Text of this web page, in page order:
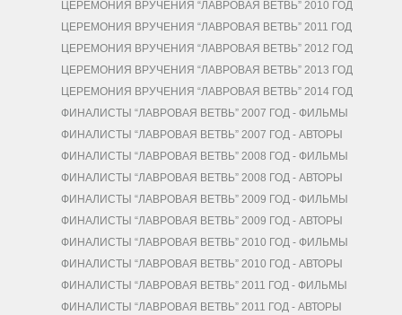
ЦЕРЕМОНИЯ ВРУЧЕНИЯ “ЛАВРОВАЯ ВЕТВЬ” 2010 ГОД
ЦЕРЕМОНИЯ ВРУЧЕНИЯ “ЛАВРОВАЯ ВЕТВЬ” 2011 ГОД
ЦЕРЕМОНИЯ ВРУЧЕНИЯ “ЛАВРОВАЯ ВЕТВЬ” 2012 ГОД
ЦЕРЕМОНИЯ ВРУЧЕНИЯ “ЛАВРОВАЯ ВЕТВЬ” 2013 ГОД
ЦЕРЕМОНИЯ ВРУЧЕНИЯ “ЛАВРОВАЯ ВЕТВЬ” 2014 ГОД
ФИНАЛИСТЫ “ЛАВРОВАЯ ВЕТВЬ” 2007 ГОД - ФИЛЬМЫ
ФИНАЛИСТЫ “ЛАВРОВАЯ ВЕТВЬ” 2007 ГОД - АВТОРЫ
ФИНАЛИСТЫ “ЛАВРОВАЯ ВЕТВЬ” 2008 ГОД - ФИЛЬМЫ
ФИНАЛИСТЫ “ЛАВРОВАЯ ВЕТВЬ” 2008 ГОД - АВТОРЫ
ФИНАЛИСТЫ “ЛАВРОВАЯ ВЕТВЬ” 2009 ГОД - ФИЛЬМЫ
ФИНАЛИСТЫ “ЛАВРОВАЯ ВЕТВЬ” 2009 ГОД - АВТОРЫ
ФИНАЛИСТЫ “ЛАВРОВАЯ ВЕТВЬ” 2010 ГОД - ФИЛЬМЫ
ФИНАЛИСТЫ “ЛАВРОВАЯ ВЕТВЬ” 2010 ГОД - АВТОРЫ
ФИНАЛИСТЫ “ЛАВРОВАЯ ВЕТВЬ” 2011 ГОД - ФИЛЬМЫ
ФИНАЛИСТЫ “ЛАВРОВАЯ ВЕТВЬ” 2011 ГОД - АВТОРЫ